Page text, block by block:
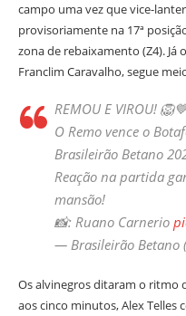
campo uma vez que vice-
provisoriamente na 17ª
zona de rebaixamento (Z4).
Franclim Caravalho, segue
REMOU E VIROU!
O Remo vence o
Brasileirão Betano
Reação na partida
mansão!
📸: Ruano Carnerio
— Brasileirão Betano
Os alvinegros ditaram o ritmo
aos cinco minutos, Alex Telles